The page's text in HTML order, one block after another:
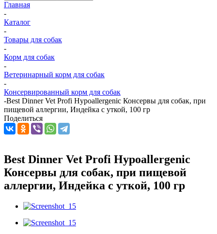
Главная
-
Каталог
-
Товары для собак
-
Корм для собак
-
Ветеринарный корм для собак
-
Консервированный корм для собак
-Best Dinner Vet Profi Hypoallergenic Консервы для собак, при
пищевой аллергии, Индейка с уткой, 100 гр
Поделиться
Best Dinner Vet Profi Hypoallergenic
Консервы для собак, при пищевой
аллергии, Индейка с уткой, 100 гр